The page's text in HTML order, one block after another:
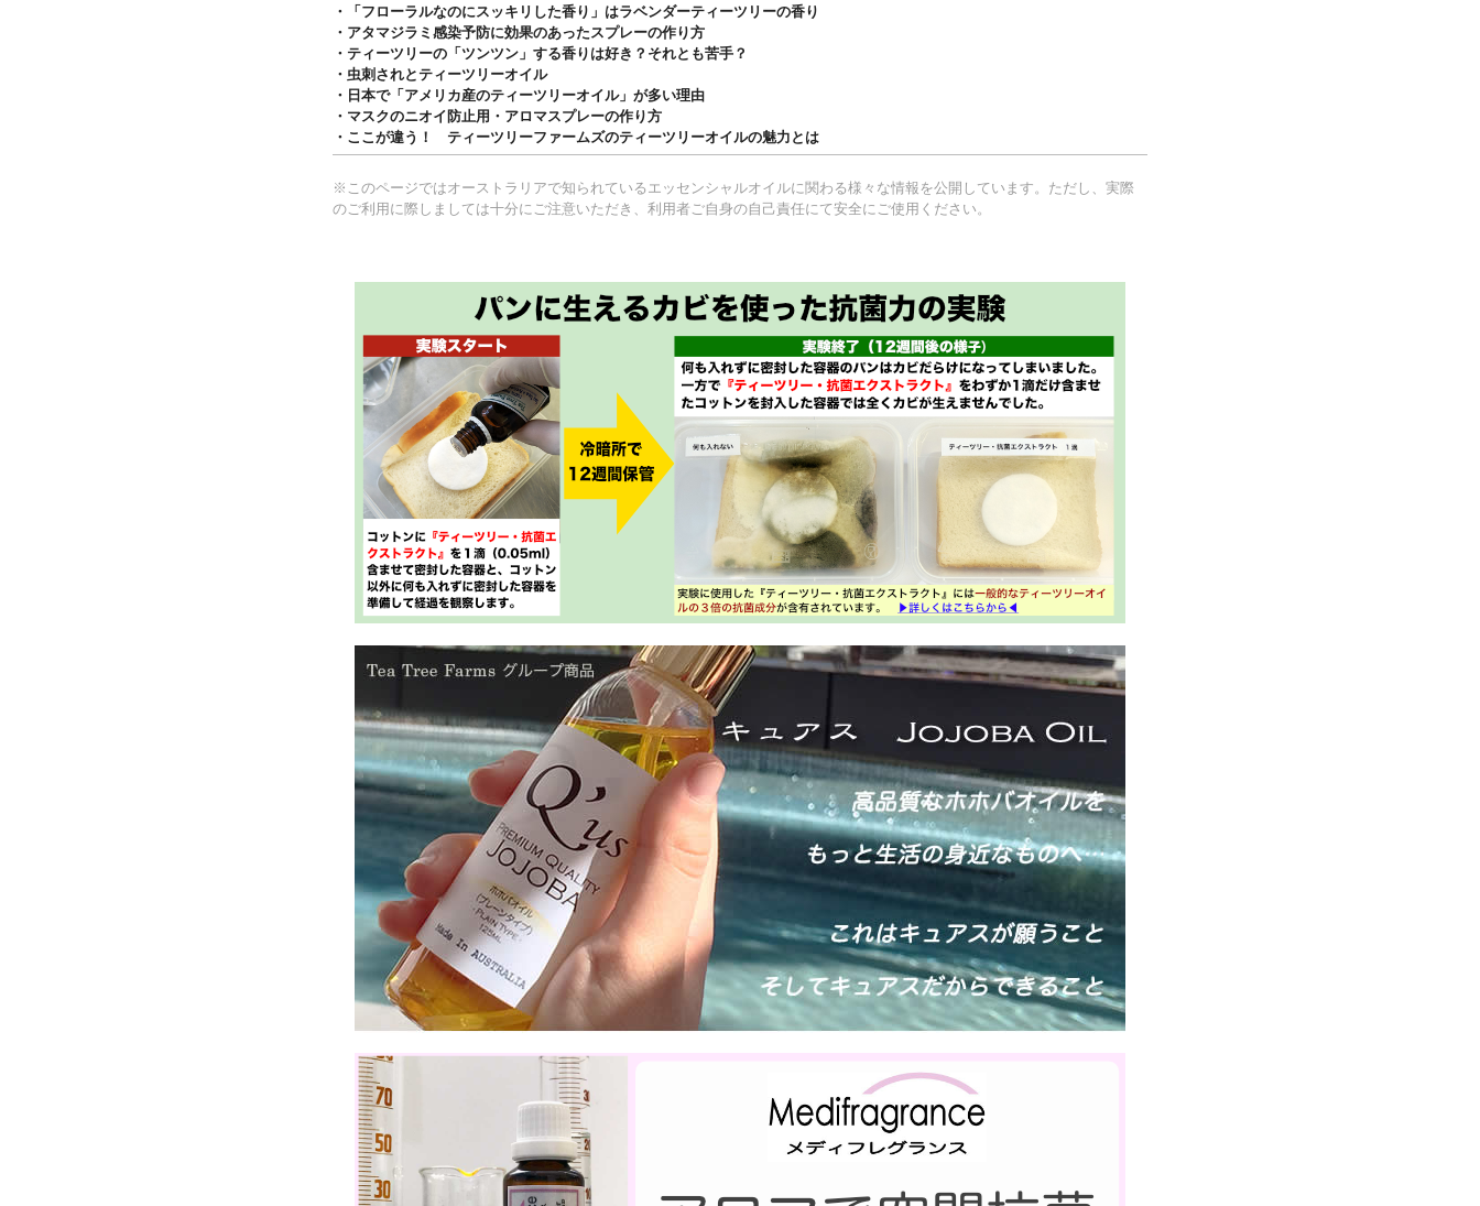
・「フローラルなのにスッキリした香り」はラベンダーティーツリーの香り
・アタマジラミ感染予防に効果のあったスプレーの作り方
・ティーツリーの「ツンツン」する香りは好き？それとも苦手？
・虫刺されとティーツリーオイル
・日本で「アメリカ産のティーツリーオイル」が多い理由
・マスクのニオイ防止用・アロマスプレーの作り方
・ここが違う！ ティーツリーファームズのティーツリーオイルの魅力とは
※このページではオーストラリアで知られているエッセンシャルオイルに関わる様々な情報を公開しています。ただし、実際
のご利用に際しましては十分にご注意いただき、利用者ご自身の自己責任にて安全にご使用ください。